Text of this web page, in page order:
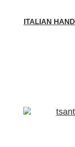
ITALIAN